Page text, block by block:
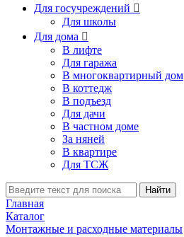
Для госучреждений 
Для школы
Для дома 
В лифте
Для гаража
В многоквартирный дом
В коттедж
В подъезд
Для дачи
В частном доме
За няней
В квартире
Для ТСЖ
Найти
Главная
Каталог
Монтажные и расходные материалы